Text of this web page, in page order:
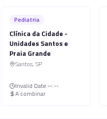
Pediatria
Clínica da Cidade -
Unidades Santos e
Praia Grande
Santos, SP
Invalid Date --:--
A combinar